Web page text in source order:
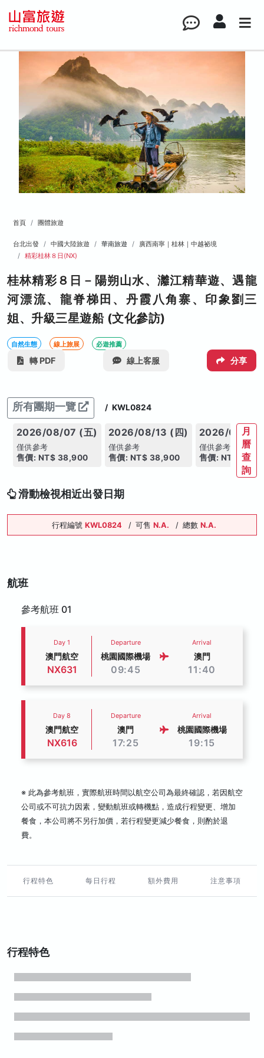
首頁 團體旅遊
台北出發 中國大陸旅遊 華南旅遊
廣西南寧｜桂林｜中越祕境
精彩桂林８日(NX)
桂林精彩８日－陽朔山水、灕江精華遊、遇龍
河漂流、龍脊梯田、丹霞八角寨、印象劉三
姐、升級三星遊船 (文化參訪)
自然生態 線上旅展 必遊推薦
轉 PDF 線上客服 分享
所有團期一覽 / KWL0824
2026/08/07 (五)
僅供參考
售價: NT$ 38,900
2026/08/13 (四)
僅供參考
售價: NT$ 38,900
2026/08/16
僅供參考
售價: NT$
月
曆
查
詢
滑動檢視相近出發日期
行程編號 KWL0824 / 可售 N.A. / 總數 N.A.
航班
參考航班 01
Day 1
澳門航空
NX631
Departure
桃園國際機場
09:45
Arrival
澳門
11:40
Day 8
澳門航空
NX616
Departure
澳門
17:25
Arrival
桃園國際機場
19:15
※ 此為參考航班，實際航班時間以航空公司為最終確認，若因航空
公司或不可抗力因素，變動航班或轉機點，造成行程變更、增加
餐食，本公司將不另行加價，若行程變更減少餐食，則酌於退
費。
行程特色 每日行程 額外費用 注意事項
行程特色